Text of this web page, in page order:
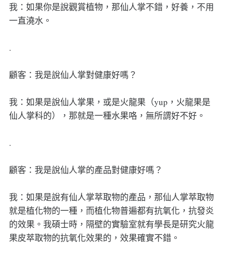
我：如果你是說觀賞植物，那仙人掌不錯，好養，不用
一直澆水。
.
顧客：我是說仙人掌對健康好嗎？
我：如果是說仙人掌果，或是火龍果（yup，火龍果是
仙人掌科的），那就是一種水果咯，無所謂好不好。
.
顧客：我是說仙人掌的產品對健康好嗎？
我：如果是說有仙人掌萃取物的產品，那仙人掌萃取物
就是植化物的一種，而植化物普遍都有抗氧化，抗發炎
的效果。我碩士時，隔壁的實驗室就有學長是研究火龍
果皮萃取物的抗氧化效果的，效果確實不錯。